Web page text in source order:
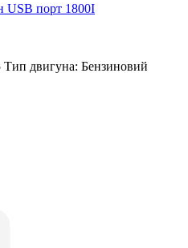
USB порт 1800I
Тип двигуна: Бензиновий